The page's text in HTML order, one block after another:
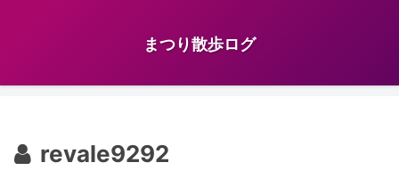
まつり散歩ログ
revale9292